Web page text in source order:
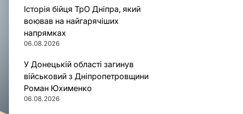
Історія бійця ТрО Дніпра, який
воював на найгарячіших
напрямках
06.08.2026
У Донецькій області загинув
військовий з Дніпропетровщини
Роман Юхименко
06.08.2026